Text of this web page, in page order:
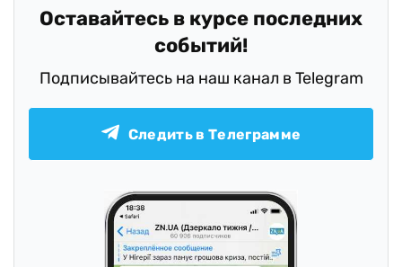
Оставайтесь в курсе последних
событий!
Подписывайтесь на наш канал в Telegram
Следить в Телеграмме